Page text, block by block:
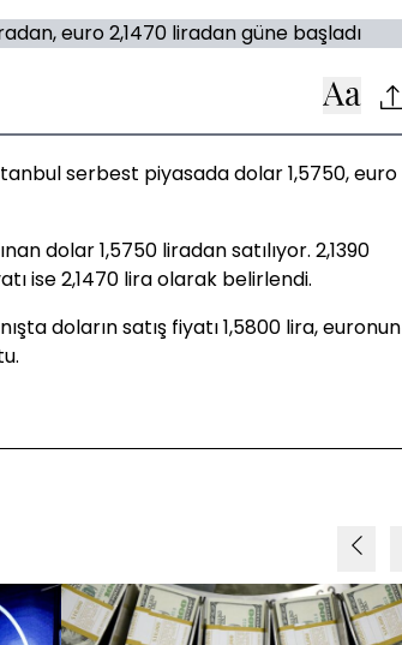
serbest piyasada dolar 1,5750, euro
dolar 1,5750 liradan satılıyor. 2,1390
ise 2,1470 lira olarak belirlendi.
doların satış fiyatı 1,5800 lira, euronun